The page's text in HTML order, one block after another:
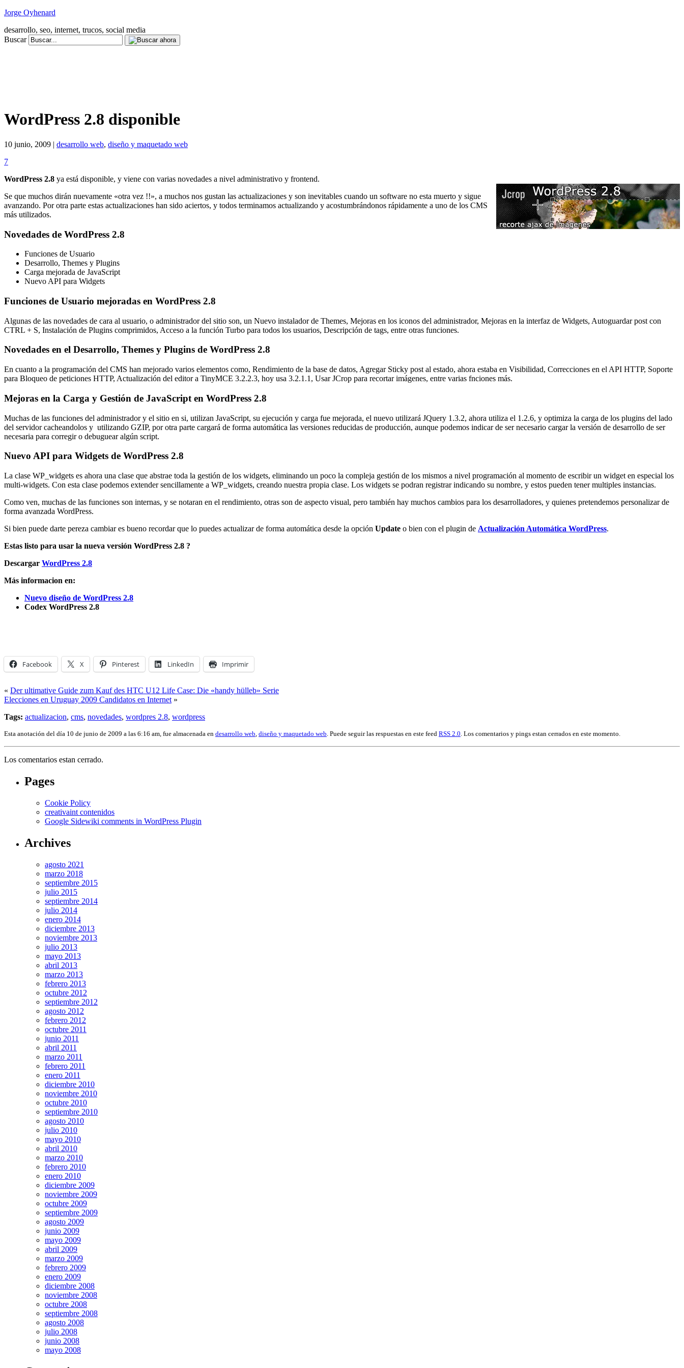
Jorge Oyhenard
desarrollo, seo, internet, trucos, social media
Buscar
WordPress 2.8 disponible
10 junio, 2009 | desarrollo web, diseño y maquetado web
7
WordPress 2.8 ya está disponible, y viene con varias novedades a nivel administrativo y frontend.
Se que muchos dirán nuevamente «otra vez !!», a muchos nos gustan las actualizaciones y son inevitables cuando un software no esta muerto y sigue
avanzando. Por otra parte estas actualizaciones han sido aciertos, y todos terminamos actualizando y acostumbrándonos rápidamente a uno de los CMS
más utilizados.
Novedades de WordPress 2.8
Funciones de Usuario
Desarrollo, Themes y Plugins
Carga mejorada de JavaScript
Nuevo API para Widgets
Funciones de Usuario mejoradas en WordPress 2.8
Algunas de las novedades de cara al usuario, o administrador del sitio son, un Nuevo instalador de Themes, Mejoras en los iconos del administrador, Mejoras en la interfaz de Widgets, Autoguardar post con
CTRL + S, Instalación de Plugins comprimidos, Acceso a la función Turbo para todos los usuarios, Descripción de tags, entre otras funciones.
Novedades en el Desarrollo, Themes y Plugins de WordPress 2.8
En cuanto a la programación del CMS han mejorado varios elementos como, Rendimiento de la base de datos, Agregar Sticky post al estado, ahora estaba en Visibilidad, Correcciones en el API HTTP, Soporte
para Bloqueo de peticiones HTTP, Actualización del editor a TinyMCE 3.2.2.3, hoy usa 3.2.1.1, Usar JCrop para recortar imágenes, entre varias fnciones más.
Mejoras en la Carga y Gestión de JavaScript en WordPress 2.8
Muchas de las funciones del administrador y el sitio en si, utilizan JavaScript, su ejecución y carga fue mejorada, el nuevo utilizará JQuery 1.3.2, ahora utiliza el 1.2.6, y optimiza la carga de los plugins del lado
del servidor cacheandolos y utilizando GZIP, por otra parte cargará de forma automática las versiones reducidas de producción, aunque podemos indicar de ser necesario cargar la versión de desarrollo de ser
necesaria para corregir o debuguear algún script.
Nuevo API para Widgets de WordPress 2.8
La clase WP_widgets es ahora una clase que abstrae toda la gestión de los widgets, eliminando un poco la compleja gestión de los mismos a nivel programación al momento de escribir un widget en especial los
multi-widgets. Con esta clase podemos extender sencillamente a WP_widgets, creando nuestra propia clase. Los widgets se podran registrar indicando su nombre, y estos pueden tener multiples instancias.
Como ven, muchas de las funciones son internas, y se notaran en el rendimiento, otras son de aspecto visual, pero también hay muchos cambios para los desarrolladores, y quienes pretendemos personalizar de
forma avanzada WordPress.
Si bien puede darte pereza cambiar es bueno recordar que lo puedes actualizar de forma automática desde la opción Update o bien con el plugin de Actualización Automática WordPress.
Estas listo para usar la nueva versión WordPress 2.8 ?
Descargar WordPress 2.8
Más informacion en:
Nuevo diseño de WordPress 2.8
Codex WordPress 2.8
Facebook X Pinterest LinkedIn Imprimir
« Der ultimative Guide zum Kauf des HTC U12 Life Case: Die «handy hülleb» Serie
Elecciones en Uruguay 2009 Candidatos en Internet »
Tags: actualizacion, cms, novedades, wordpres 2.8, wordpress
Esta anotación del día 10 de junio de 2009 a las 6:16 am, fue almacenada en desarrollo web, diseño y maquetado web. Puede seguir las respuestas en este feed RSS 2.0. Los comentarios y pings estan cerrados en este momento.
Los comentarios estan cerrado.
Pages
Cookie Policy
creativaint contenidos
Google Sidewiki comments in WordPress Plugin
Archives
agosto 2021
marzo 2018
septiembre 2015
julio 2015
septiembre 2014
julio 2014
enero 2014
diciembre 2013
noviembre 2013
julio 2013
mayo 2013
abril 2013
marzo 2013
febrero 2013
octubre 2012
septiembre 2012
agosto 2012
febrero 2012
octubre 2011
junio 2011
abril 2011
marzo 2011
febrero 2011
enero 2011
diciembre 2010
noviembre 2010
octubre 2010
septiembre 2010
agosto 2010
julio 2010
mayo 2010
abril 2010
marzo 2010
febrero 2010
enero 2010
diciembre 2009
noviembre 2009
octubre 2009
septiembre 2009
agosto 2009
junio 2009
mayo 2009
abril 2009
marzo 2009
febrero 2009
enero 2009
diciembre 2008
noviembre 2008
octubre 2008
septiembre 2008
agosto 2008
julio 2008
junio 2008
mayo 2008